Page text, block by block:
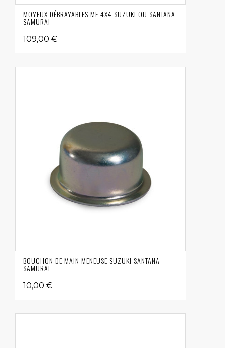
MOYEUX DÉBRAYABLES MF 4X4 SUZUKI OU SANTANA
SAMURAI
109,00 €
BOUCHON DE MAIN MENEUSE SUZUKI SANTANA
SAMURAI
10,00 €